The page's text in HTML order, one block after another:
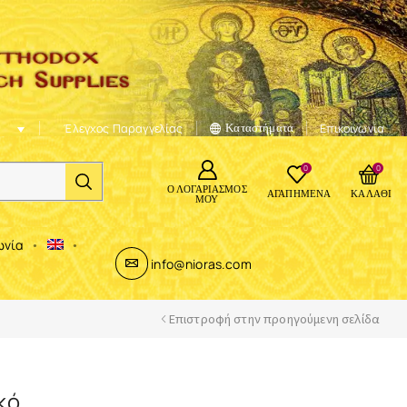
Έλεγχος Παραγγελίας Καταστήματα Επικοινωνία
Ο ΛΟΓΑΡΙΑΣΜΌΣ
ΜΟΥ
0
ΑΓΑΠΗΜΈΝΑ
0
ΚΑΛΆΘΙ
info@nioras.com
Επιστροφή στην προηγούμενη σελίδα